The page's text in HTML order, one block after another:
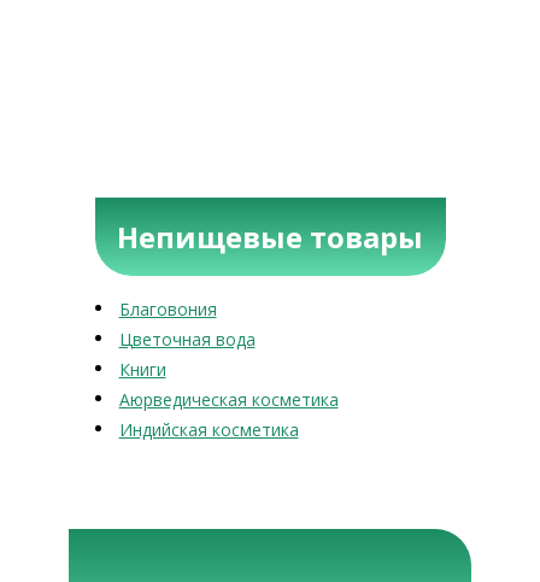
Непищевые товары
Благовония
Цветочная вода
Книги
Аюрведическая косметика
Индийская косметика